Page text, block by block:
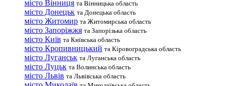
місто Вінниця та Вінницька область
місто Донецьк та Донецька область
місто Житомир та Житомирська область
місто Запоріжжя та Запорізька область
місто Київ та Київська область
місто Кропивницький та Кіровоградська область
місто Луганськ та Луганська область
місто Луцьк та Волинська область
місто Львів та Львівська область